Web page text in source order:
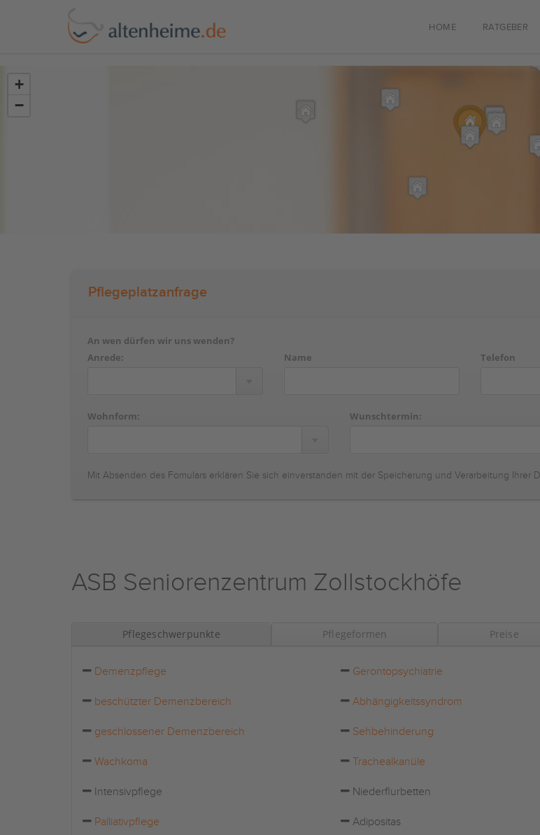
HOME RATGEBER
+
−
Pflegeplatzanfrage
An wen dürfen wir uns wenden?
Anrede:
Name Telefon
Wohnform: Wunschtermin:
Mit Absenden des Fomulars erklären Sie sich einverstanden mit der Speicherung und Verarbeitung
ASB Seniorenzentrum Zollstockhöfe
Pflegeschwerpunkte Pflegeformen Preise
Demenzpflege Gerontopsychiatrie
beschützter Demenzbereich Abhängigkeitssyndrom
geschlossener Demenzbereich Sehbehinderung
Wachkoma Trachealkanüle
Intensivpflege Niederflurbetten
Palliativpflege Adipositas